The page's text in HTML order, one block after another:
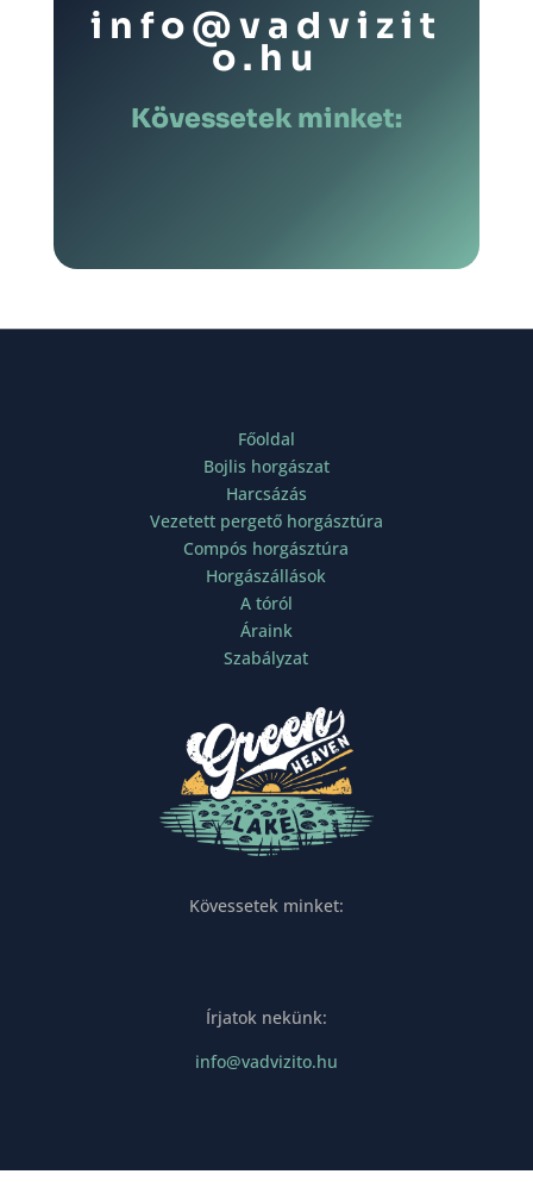
info@vadvizit
o.hu
Kövessetek minket:
Főoldal
Bojlis horgászat
Harcsázás
Vezetett pergető horgásztúra
Compós horgásztúra
Horgászállások
A tóról
Áraink
Szabályzat
Kövessetek minket:
Írjatok nekünk:
info@vadvizito.hu